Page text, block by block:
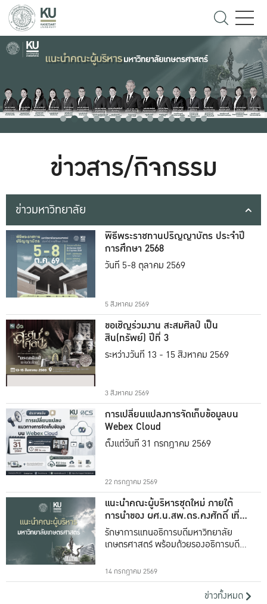
ข่าวสาร/กิจกรรม
ข่าวมหาวิทยาลัย
พิธีพระราชทานปริญญาบัตร ประจำปี
การศึกษา 2568
วันที่ 5-8 ตุลาคม 2569
5 สิงหาคม 2569
ขอเชิญร่วมงาน สะสมศิลป์ เป็น
สิน(ทรัพย์) ปีที่ 3
ระหว่างวันที่ 13 - 15 สิงหาคม 2569
3 สิงหาคม 2569
การเปลี่ยนแปลงการจัดเก็บข้อมูลบน
Webex Cloud
ตั้งแต่วันที่ 31 กรกฎาคม 2569
22 กรกฎาคม 2569
แนะนำคณะผู้บริหารชุดใหม่ ภายใต้
การนำของ ผศ.น.สพ.ดร.คงศักดิ์ เที่ยง
ธรรม
รักษาการแทนอธิการบดีมหาวิทยาลัย
เกษตรศาสตร์ พร้อมด้วยรองอธิการบดีทั้ง
14 กรกฎาคม 2569
ข่าวทั้งหมด